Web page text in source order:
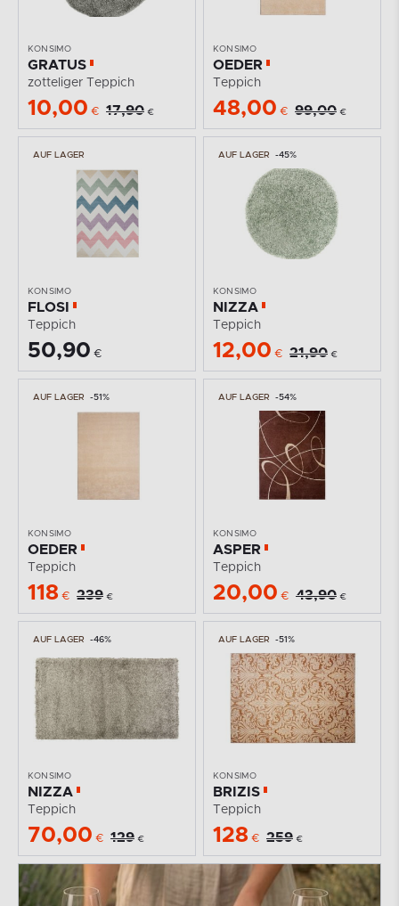
KONSIMO
GRATUS
zotteliger Teppich
10,00 € 17,90 €
KONSIMO
OEDER
Teppich
48,00 € 99,00 €
AUF LAGER
KONSIMO
FLOSI
Teppich
50,90 €
AUF LAGER -45%
KONSIMO
NIZZA
Teppich
12,00 € 21,90 €
AUF LAGER -51%
KONSIMO
OEDER
Teppich
118 € 239 €
AUF LAGER -54%
KONSIMO
ASPER
Teppich
20,00 € 43,90 €
AUF LAGER -46%
KONSIMO
NIZZA
Teppich
70,00 € 129 €
AUF LAGER -51%
KONSIMO
BRIZIS
Teppich
128 € 259 €